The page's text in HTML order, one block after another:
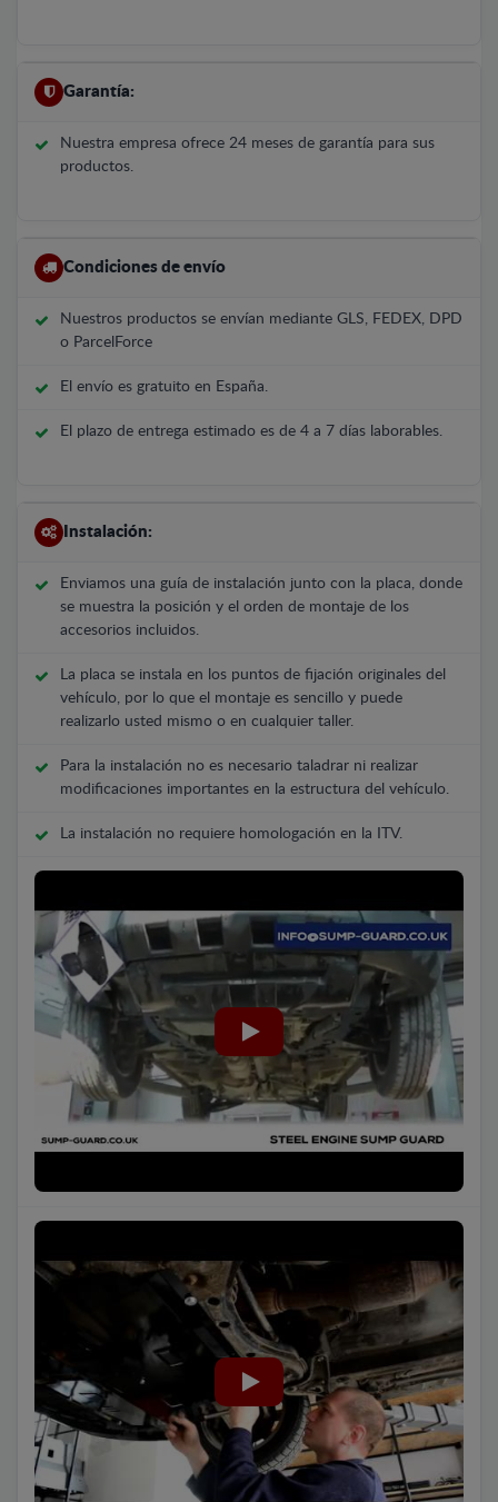
Garantía:
Nuestra empresa ofrece 24 meses de garantía para sus
productos.
Condiciones de envío
Nuestros productos se envían mediante GLS, FEDEX, DPD
o ParcelForce
El envío es gratuito en España.
El plazo de entrega estimado es de 4 a 7 días laborables.
Instalación:
Enviamos una guía de instalación junto con la placa, donde
se muestra la posición y el orden de montaje de los
accesorios incluidos.
La placa se instala en los puntos de fijación originales del
vehículo, por lo que el montaje es sencillo y puede
realizarlo usted mismo o en cualquier taller.
Para la instalación no es necesario taladrar ni realizar
modificaciones importantes en la estructura del vehículo.
La instalación no requiere homologación en la ITV.